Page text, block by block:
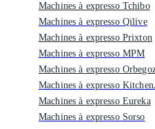
Machines à expresso Tchibo
Machines à expresso Qilive
Machines à expresso Prixton
Machines à expresso MPM
Machines à expresso
Machines à expresso
Machines à expresso Eureka
Machines à expresso Sorso